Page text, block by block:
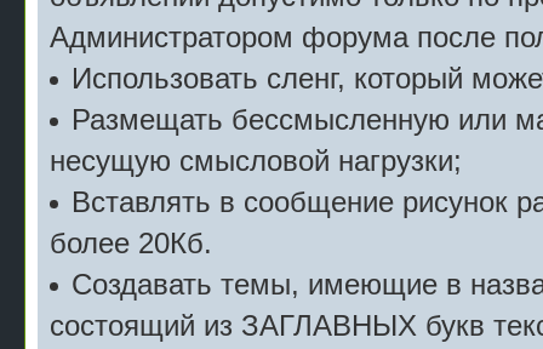
Администратором форума после
Использовать сленг, который
Размещать бессмысленную или
несущую смысловой нагрузки;
Вставлять в сообщение рисунок
более 20Кб.
Создавать темы, имеющие в
состоящий из ЗАГЛАВНЫХ букв